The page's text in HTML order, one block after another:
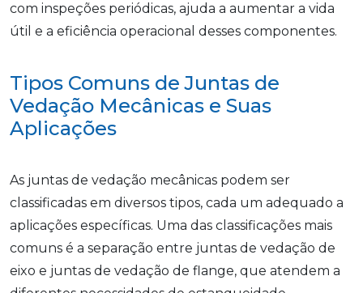
com inspeções periódicas, ajuda a aumentar a vida
útil e a eficiência operacional desses componentes.
Tipos Comuns de Juntas de
Vedação Mecânicas e Suas
Aplicações
As juntas de vedação mecânicas podem ser
classificadas em diversos tipos, cada um adequado a
aplicações específicas. Uma das classificações mais
comuns é a separação entre juntas de vedação de
eixo e juntas de vedação de flange, que atendem a